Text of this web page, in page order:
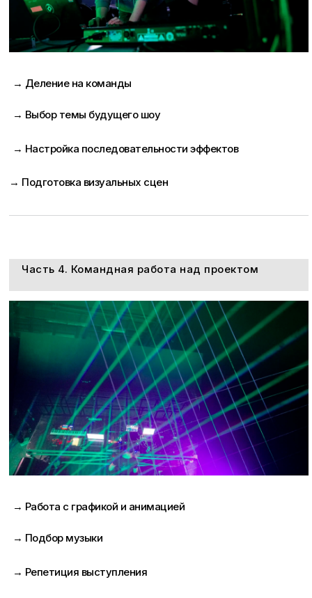
→ Деление на команды
→ Выбор темы будущего шоу
→ Настройка последовательности эффектов
→ Подготовка визуальных сцен
→ Работа с графикой и анимацией
Часть 4. Командная работа над проектом
→ Подбор музыки
→ Репетиция выступления